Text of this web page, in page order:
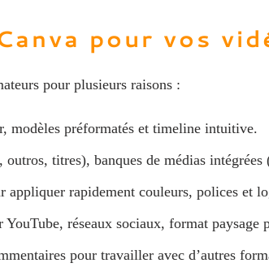
pour vos
pour plusieurs raisons :
modèles préformatés et timeline intuitive.
titres), banques de médias
appliquer rapidement couleurs, polices et
YouTube, réseaux sociaux, format
pour travailler avec d’autres